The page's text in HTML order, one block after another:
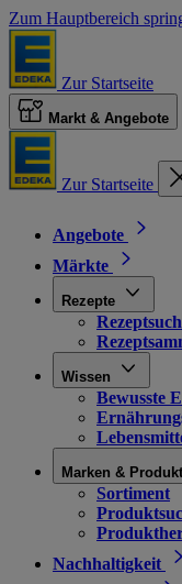
Zum Hauptbereich
Zur Startseite
Markt & Angebote
Zur Startseite
Angebote
Märkte
Rezepte
Wissen
Bewusste
Marken &
Sortiment
Nachhaltigkeit